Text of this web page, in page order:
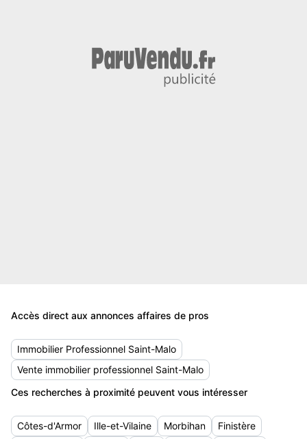
Accès direct aux annonces affaires de pros
Immobilier Professionnel Saint-Malo
Vente immobilier professionnel Saint-Malo
Ces recherches à proximité peuvent vous intéresser
Côtes-d'Armor Ille-et-Vilaine Morbihan Finistère